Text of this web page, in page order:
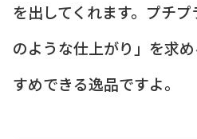
を出してくれます。プチ
のような仕上がり」を求
すめできる逸品ですよ。